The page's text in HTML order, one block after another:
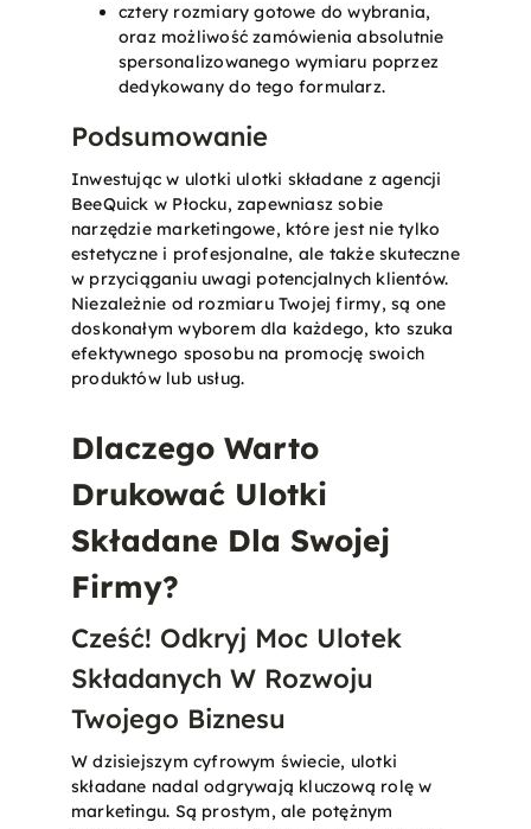
cztery rozmiary gotowe do wybrania,
oraz możliwość zamówienia absolutnie
spersonalizowanego wymiaru poprzez
dedykowany do tego formularz.
Podsumowanie
Inwestując w ulotki ulotki składane z agencji
BeeQuick w Płocku, zapewniasz sobie
narzędzie marketingowe, które jest nie tylko
estetyczne i profesjonalne, ale także skuteczne
w przyciąganiu uwagi potencjalnych klientów.
Niezależnie od rozmiaru Twojej firmy, są one
doskonałym wyborem dla każdego, kto szuka
efektywnego sposobu na promocję swoich
produktów lub usług​.
Dlaczego Warto
Drukować Ulotki
Składane Dla Swojej
Firmy?
Cześć! Odkryj Moc Ulotek
Składanych W Rozwoju
Twojego Biznesu
W dzisiejszym cyfrowym świecie, ulotki
składane nadal odgrywają kluczową rolę w
marketingu. Są prostym, ale potężnym